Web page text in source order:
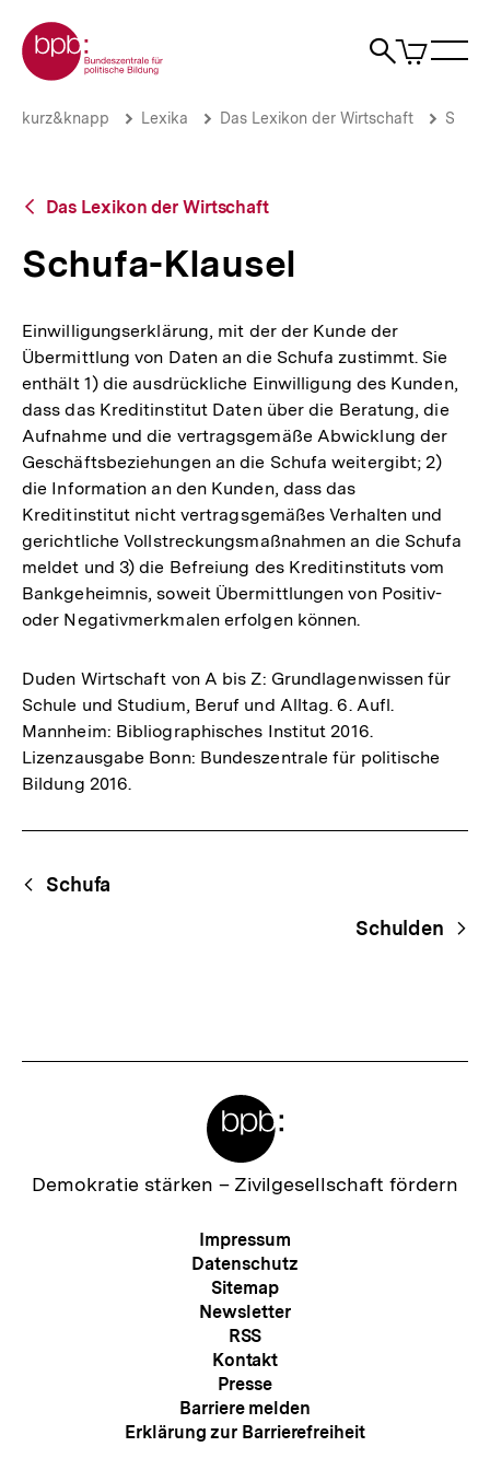
zum
Seiteninhalt
springen
Zur Startseite der bpb
Suche
Artikel
im
Schufa-
Brotkrümelnavigation
Pfadnavigation
kurz&knapp Lexika Das Lexikon der Wirtschaft S
Zurück
Übersicht
Das Lexikon der Wirtschaft
Schufa-Klausel
Einwilligungserklärung, mit der der Kunde der
Übermittlung von Daten an die Schufa zustimmt. Sie
enthält 1) die ausdrückliche Einwilligung des Kunden,
dass das Kreditinstitut Daten über die Beratung, die
Aufnahme und die vertragsgemäße Abwicklung der
Geschäftsbeziehungen an die Schufa weitergibt; 2)
die Information an den Kunden, dass das
Kreditinstitut nicht vertragsgemäßes Verhalten und
gerichtliche Vollstreckungsmaßnahmen an die Schufa
meldet und 3) die Befreiung des Kreditinstituts vom
Bankgeheimnis, soweit Übermittlungen von Positiv-
oder Negativmerkmalen erfolgen können.
Duden Wirtschaft von A bis Z: Grundlagenwissen für
Schule und Studium, Beruf und Alltag. 6. Aufl.
Mannheim: Bibliographisches Institut 2016.
Lizenzausgabe Bonn: Bundeszentrale für politische
Bildung 2016.
Begriffsnavigation
Content-
Navigation
Schufa
Schulden
Zur
Demokratie stärken – Zivilgesellschaft fördern
Meta-
Navigation
Impressum
Datenschutz
Sitemap
Newsletter
RSS
Kontakt
Presse
Barriere melden
Erklärung zur Barrierefreiheit